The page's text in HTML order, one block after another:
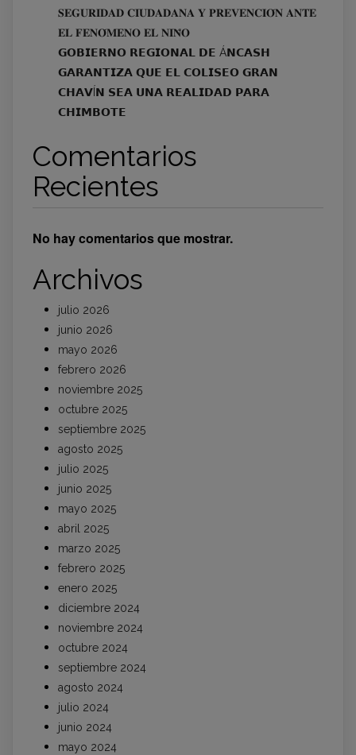
𝐒𝐄𝐆𝐔𝐑𝐈𝐃𝐀𝐃 𝐂𝐈𝐔𝐃𝐀𝐃𝐀𝐍𝐀 𝐘 𝐏𝐑𝐄𝐕𝐄𝐍𝐂𝐈𝐎́𝐍 𝐀𝐍𝐓𝐄
𝐄𝐋 𝐅𝐄𝐍𝐎́𝐌𝐄𝐍𝐎 𝐄𝐋 𝐍𝐈𝐍̃𝐎
𝗚𝗢𝗕𝗜𝗘𝗥𝗡𝗢 𝗥𝗘𝗚𝗜𝗢𝗡𝗔𝗟 𝗗𝗘 Á𝗡𝗖𝗔𝗦𝗛
𝗚𝗔𝗥𝗔𝗡𝗧𝗜𝗭𝗔 𝗤𝗨𝗘 𝗘𝗟 𝗖𝗢𝗟𝗜𝗦𝗘𝗢 𝗚𝗥𝗔𝗡
𝗖𝗛𝗔𝗩Í𝗡 𝗦𝗘𝗔 𝗨𝗡𝗔 𝗥𝗘𝗔𝗟𝗜𝗗𝗔𝗗 𝗣𝗔𝗥𝗔
𝗖𝗛𝗜𝗠𝗕𝗢𝗧𝗘
Comentarios
Recientes
No hay comentarios que mostrar.
Archivos
julio 2026
junio 2026
mayo 2026
febrero 2026
noviembre 2025
octubre 2025
septiembre 2025
agosto 2025
julio 2025
junio 2025
mayo 2025
abril 2025
marzo 2025
febrero 2025
enero 2025
diciembre 2024
noviembre 2024
octubre 2024
septiembre 2024
agosto 2024
julio 2024
junio 2024
mayo 2024